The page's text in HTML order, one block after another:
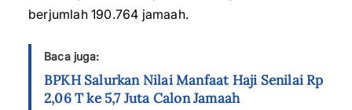
berjumlah 190.764 jamaah.
Baca juga:
BPKH Salurkan Nilai Manfaat Haji Senilai Rp
2,06 T ke 5,7 Juta Calon Jamaah